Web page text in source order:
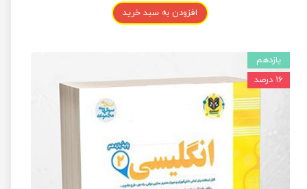
افزودن به سبد خرید
یازدهم
۱۶ درصد